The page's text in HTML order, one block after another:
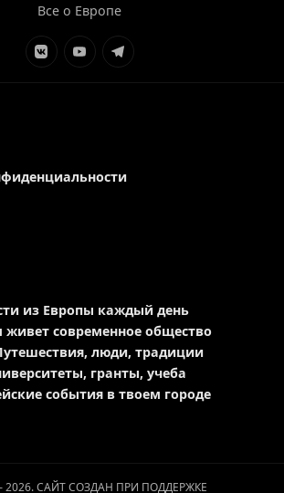
Все о Европе
ЭлементЭлементЭлемент
из Европы каждый день
живет современное общество
люди, традиции
гранты, учеба
события в твоем городе
2026. САЙТ СОЗДАН ПРИ ПОДДЕРЖКЕ